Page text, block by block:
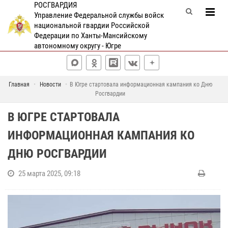
РОСГВАРДИЯ
Управление Федеральной службы войск
национальной гвардии Российской
Федерации по Ханты-Мансийскому
автономному округу - Югре
Главная Новости
В Югре стартовала информационная кампания ко Дню
Росгвардии
В ЮГРЕ СТАРТОВАЛА
ИНФОРМАЦИОННАЯ КАМПАНИЯ КО
ДНЮ РОСГВАРДИИ
25 марта 2025, 09:18